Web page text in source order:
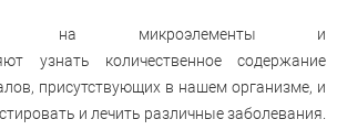
на микроэлементы и
узнать количественное содержание
присутствующих в нашем организме, и
и лечить различные заболевания.